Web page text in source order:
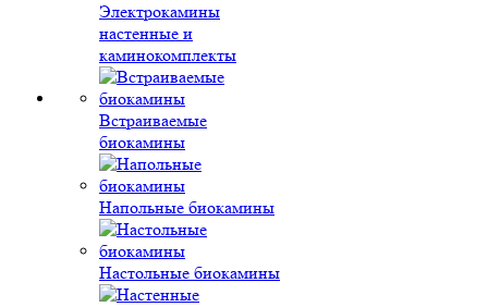
Электрокамины
настенные и
каминокомплекты
Встраиваемые
биокамины
Напольные биокамины
Настольные биокамины